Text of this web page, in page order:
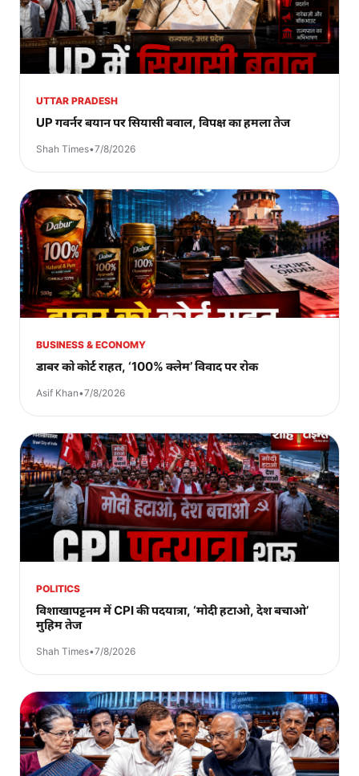
UTTAR PRADESH
UP गवर्नर बयान पर सियासी बवाल, विपक्ष का हमला तेज
Shah Times•7/8/2026
BUSINESS & ECONOMY
डाबर को कोर्ट राहत, ‘100% क्लेम’ विवाद पर रोक
Asif Khan•7/8/2026
POLITICS
विशाखापट्टनम में CPI की पदयात्रा, ‘मोदी हटाओ, देश बचाओ’
मुहिम तेज
Shah Times•7/8/2026